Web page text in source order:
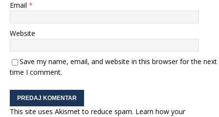
Email *
Website
Save my name, email, and website in this browser for the next
time I comment.
This site uses Akismet to reduce spam. Learn how your